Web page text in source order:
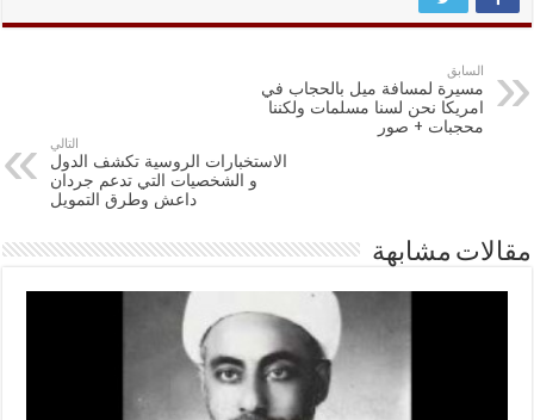
السابق
مسيرة لمسافة ميل بالحجاب في
امريكا نحن لسنا مسلمات ولكننا
محجبات + صور
التالي
الاستخبارات الروسية تكشف الدول
و الشخصيات التي تدعم جردان
داعش وطرق التمويل
مقالات مشابهة